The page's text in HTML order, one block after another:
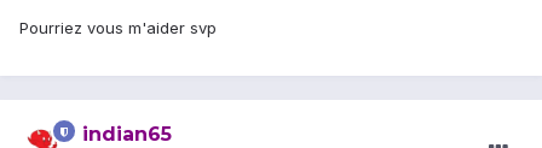
Pourriez vous m'aider svp
indian65